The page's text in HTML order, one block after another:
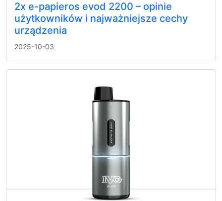
2x e-papieros evod 2200 – opinie
użytkowników i najważniejsze cechy
urządzenia
2025-10-03